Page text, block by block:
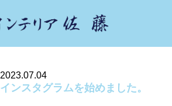
2023.07.04
インスタグラムを始めました。